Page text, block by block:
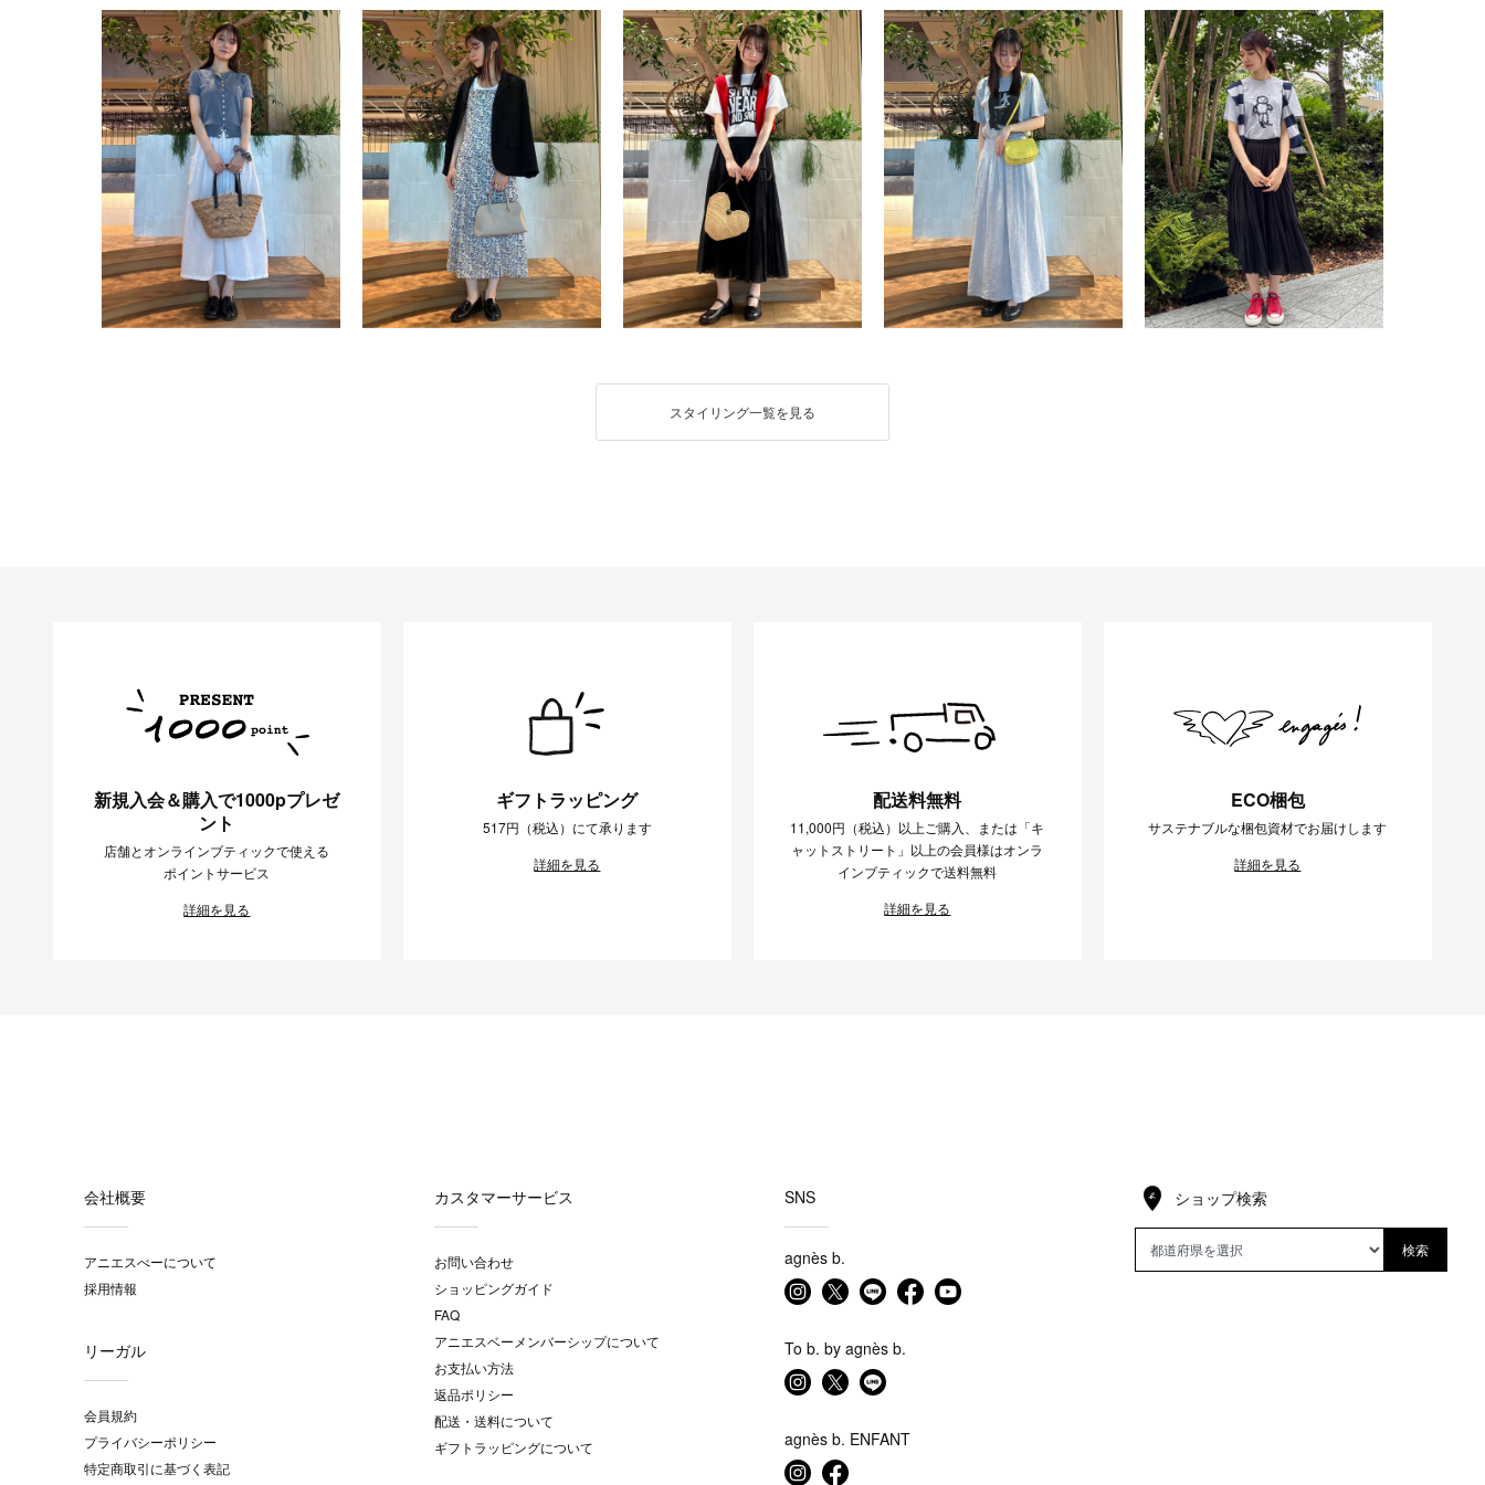
スタイリング一覧を見る
新規入会＆購入で1000pプレゼ
ント
店舗とオンラインブティックで使える
ポイントサービス
詳細を見る
ギフトラッピング
517円（税込）にて承ります
詳細を見る
配送料無料
11,000円（税込）以上ご購入、または「キ
ャットストリート」以上の会員様はオンラ
インブティックで送料無料
詳細を見る
ECO梱包
サステナブルな梱包資材でお届けします
詳細を見る
会社概要
アニエスべーについて
採用情報
リーガル
会員規約
プライバシーポリシー
特定商取引に基づく表記
カスタマーサービス
お問い合わせ
ショッピングガイド
FAQ
アニエスベーメンバーシップについて
お支払い方法
返品ポリシー
配送・送料について
ギフトラッピングについて
SNS
agnès b.
To b. by agnès b.
agnès b. ENFANT
ショップ検索
検索